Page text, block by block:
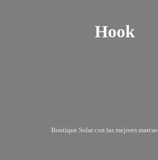
Hook
Boutique Solar con las mejores marcas